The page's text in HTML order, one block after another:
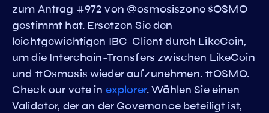
zum Antrag #972 von @osmosiszone $OSMO
gestimmt hat. Ersetzen Sie den
leichtgewichtigen IBC-Client durch LikeCoin,
um die Interchain-Transfers zwischen LikeCoin
und #Osmosis wieder aufzunehmen. #OSMO.
Check our vote in explorer. Wählen Sie einen
Validator, der an der Governance beteiligt ist,